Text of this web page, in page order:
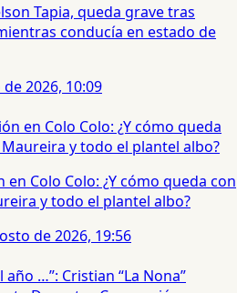
Tapia, queda grave tras
conducía en estado de
2026, 10:09
Colo Colo: ¿Y cómo queda con
y todo el plantel albo?
de 2026, 19:56